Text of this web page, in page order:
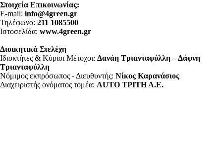
Στοιχεία Επικοινωνίας:
E-mail: info@4green.gr
Τηλέφωνο: 211 1085500
Ιστοσελίδα: www.4green.gr
Διοικητικά Στελέχη
Ιδιοκτήτες & Κύριοι Μέτοχοι: Δανάη Τριανταφύλλη – Δάφνη
Τριανταφύλλη
Νόμιμος εκπρόσωπος - Διευθυντής: Νίκος Καρανάσιος
Διαχειριστής ονόματος τομέα: ΑUTO ΤΡΙΤΗ Α.Ε.